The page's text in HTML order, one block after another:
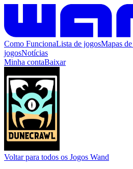
Como FuncionaLista de jogosMapas
jogosNotícias
Minha contaBaixar
Voltar para todos os Jogos Wand